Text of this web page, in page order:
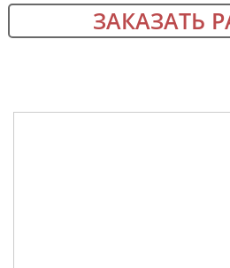
ЗАКАЗАТЬ